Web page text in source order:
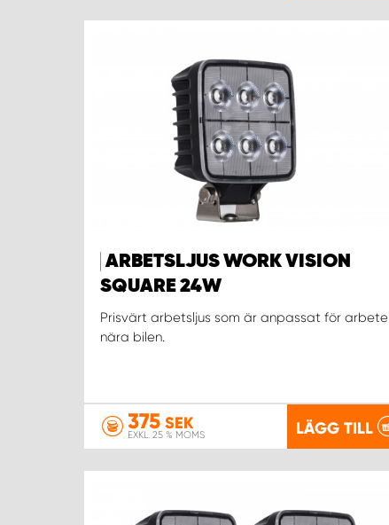
ARBETSLJUS WORK VISION
SQUARE 24W
Prisvärt arbetsljus som är anpassat för arbete
nära bilen.
375 SEK
EXKL. 25 % MOMS LÄGG TILL